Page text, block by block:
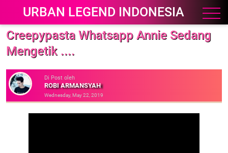
URBAN LEGEND INDONESIA
Creepypasta Whatsapp Annie Sedang
Mengetik ....
Di Post oleh
ROBI ARMANSYAH
Wednesday, May 22, 2019